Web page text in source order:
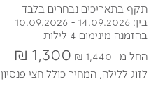
תקף בתאריכים נבחרים בלבד
בין: 14.09.2026 - 10.09.2026
בהזמנה מינימום 4 לילות
החל מ
1,440 ₪
1,300 ₪
לזוג ללילה, המחיר כולל חצי פנסיון